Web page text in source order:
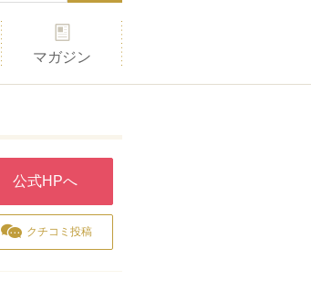
マガジン
公式HPへ
クチコミ投稿